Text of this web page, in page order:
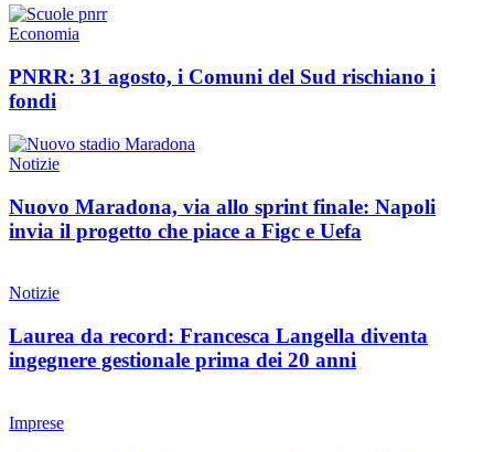
Economia
PNRR: 31 agosto, i Comuni del Sud rischiano i
fondi
Notizie
Nuovo Maradona, via allo sprint finale: Napoli
invia il progetto che piace a Figc e Uefa
Notizie
Laurea da record: Francesca Langella diventa
ingegnere gestionale prima dei 20 anni
Imprese